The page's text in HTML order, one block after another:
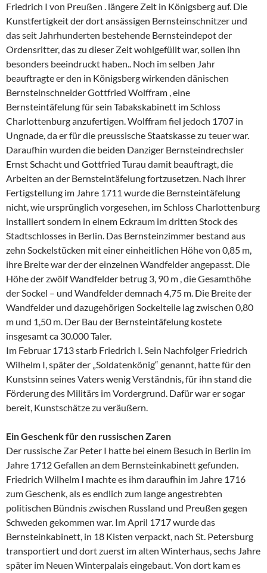
Friedrich I von Preußen . längere Zeit in Königsberg auf. Die
Kunstfertigkeit der dort ansässigen Bernsteinschnitzer und
das seit Jahrhunderten bestehende Bernsteindepot der
Ordensritter, das zu dieser Zeit wohlgefüllt war, sollen ihn
besonders beeindruckt haben.. Noch im selben Jahr
beauftragte er den in Königsberg wirkenden dänischen
Bernsteinschneider Gottfried Wolffram , eine
Bernsteintäfelung für sein Tabakskabinett im Schloss
Charlottenburg anzufertigen. Wolffram fiel jedoch 1707 in
Ungnade, da er für die preussische Staatskasse zu teuer war.
Daraufhin wurden die beiden Danziger Bernsteindrechsler
Ernst Schacht und Gottfried Turau damit beauftragt, die
Arbeiten an der Bernsteintäfelung fortzusetzen. Nach ihrer
Fertigstellung im Jahre 1711 wurde die Bernsteintäfelung
nicht, wie ursprünglich vorgesehen, im Schloss Charlottenburg
installiert sondern in einem Eckraum im dritten Stock des
Stadtschlosses in Berlin. Das Bernsteinzimmer bestand aus
zehn Sockelstücken mit einer einheitlichen Höhe von 0,85 m,
ihre Breite war der der einzelnen Wandfelder angepasst. Die
Höhe der zwölf Wandfelder betrug 3, 90 m , die Gesamthöhe
der Sockel – und Wandfelder demnach 4,75 m. Die Breite der
Wandfelder und dazugehörigen Sockelteile lag zwischen 0,80
m und 1,50 m. Der Bau der Bernsteintäfelung kostete
insgesamt ca 30.000 Taler.
Im Februar 1713 starb Friedrich I. Sein Nachfolger Friedrich
Wilhelm I, später der „Soldatenkönig“ genannt, hatte für den
Kunstsinn seines Vaters wenig Verständnis, für ihn stand die
Förderung des Militärs im Vordergrund. Dafür war er sogar
bereit, Kunstschätze zu veräußern.
Ein Geschenk für den russischen Zaren
Der russische Zar Peter I hatte bei einem Besuch in Berlin im
Jahre 1712 Gefallen an dem Bernsteinkabinett gefunden.
Friedrich Wilhelm I machte es ihm daraufhin im Jahre 1716
zum Geschenk, als es endlich zum lange angestrebten
politischen Bündnis zwischen Russland und Preußen gegen
Schweden gekommen war. Im April 1717 wurde das
Bernsteinkabinett, in 18 Kisten verpackt, nach St. Petersburg
transportiert und dort zuerst im alten Winterhaus, sechs Jahre
später im Neuen Winterpalais eingebaut. Von dort kam es